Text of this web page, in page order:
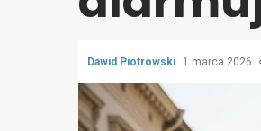
Dawid Piotrowski 1 marca 2026